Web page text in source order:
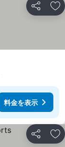
シェア お
料金を表示
シェア お